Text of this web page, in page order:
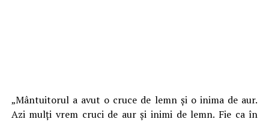
„Mântuitorul a avut o cruce de lemn și o inima de aur.
Azi mulți vrem cruci de aur și inimi de lemn. Fie ca în